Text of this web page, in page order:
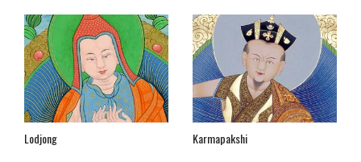
Lodjong Karmapakshi